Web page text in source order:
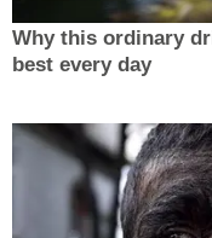
Why this ordinary
best every day